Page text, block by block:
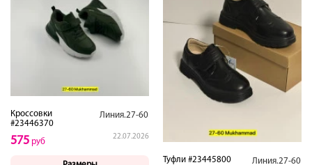
Кроссовки
#23446370
Линия.27-60
22.07.2026
575 руб
Туфли #23445800 Линия.27-60